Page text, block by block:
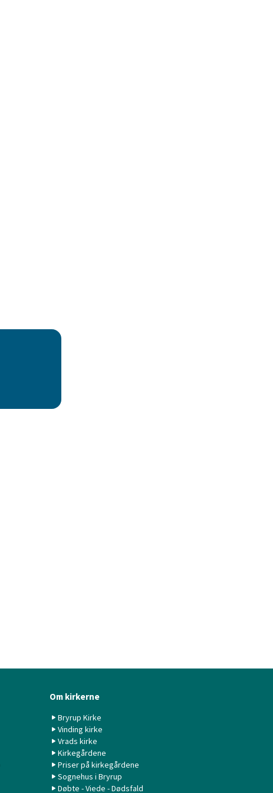
Om kirkerne
Bryrup Kirke
Vinding kirke
Vrads kirke
Kirkegårdene
Priser på kirkegårdene
Sognehus i Bryrup
Døbte - Viede - Dødsfald